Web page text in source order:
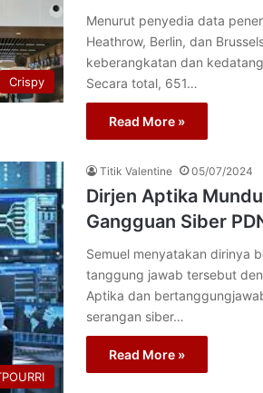
Crispy
Menurut penyedia data
Heathrow, Berlin, dan
keberangkatan dan
Secara total, 651…
Read More »
Titik Valentine 05/07/2024
Dirjen Aptika
Gangguan Siber
Semuel menyatakan dirinya
tanggung jawab tersebut
Aptika dan
serangan siber…
Read More »